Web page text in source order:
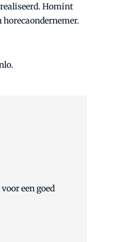
Homint
horecaondernemer.
een goed